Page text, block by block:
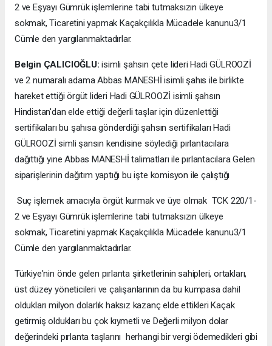
2 ve Eşyayı Gümrük işlemlerine tabi tutmaksızın ülkeye
sokmak, Ticaretini yapmak Kaçakçılıkla Mücadele kanunu3/1
Cümle den yargılanmaktadırlar.
Belgin ÇALICIOĞLU: isimli şahsın çete lideri Hadi GÜLROOZİ
ve 2 numaralı adama Abbas MANESHİ isimli şahıs ile birlikte
hareket ettiği örgüt lideri Hadi GÜLROOZİ isimli şahsın
Hindistan'dan elde ettiği değerli taşlar için düzenlettiği
sertifikaları bu şahısa gönderdiği şahsın sertifikaları Hadi
GÜLROOZİ simli şansın kendisine söylediği pırlantacılara
dağıttığı yine Abbas MANESHİ talimatları ile pırlantacılara Gelen
siparişlerinin dağıtım yaptığı bu işte komisyon ile çalıştığı
Suç işlemek amacıyla örgüt kurmak ve üye olmak TCK 220/1-
2 ve Eşyayı Gümrük işlemlerine tabi tutmaksızın ülkeye
sokmak, Ticaretini yapmak Kaçakçılıkla Mücadele kanunu3/1
Cümle den yargılanmaktadırlar.
Türkiye'nin önde gelen pırlanta şirketlerinin sahipleri, ortakları,
üst düzey yöneticileri ve çalışanlarının da bu kumpasa dahil
oldukları milyon dolarlık haksız kazanç elde ettikleri Kaçak
getirmiş oldukları bu çok kıymetli ve Değerli milyon dolar
değerindeki pırlanta taşlarını herhangi bir vergi ödemedikleri gibi